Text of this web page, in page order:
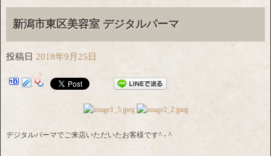
新潟市東区美容室 デジタルパーマ
投稿日 2018年9月25日
デジタルパーマでご来店いただいたお客様です^ - ^